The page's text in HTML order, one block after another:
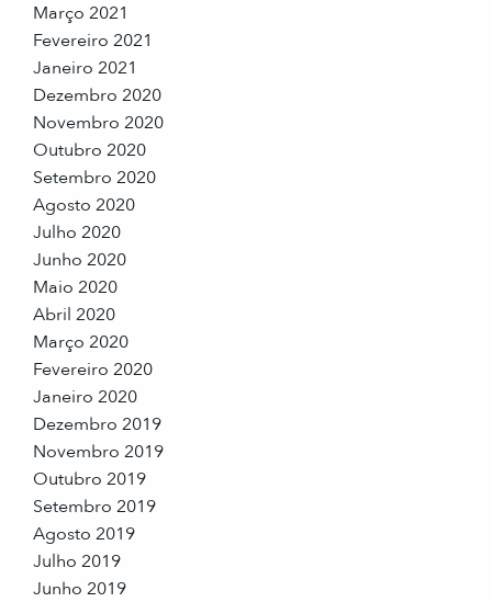
Março 2021
Fevereiro 2021
Janeiro 2021
Dezembro 2020
Novembro 2020
Outubro 2020
Setembro 2020
Agosto 2020
Julho 2020
Junho 2020
Maio 2020
Abril 2020
Março 2020
Fevereiro 2020
Janeiro 2020
Dezembro 2019
Novembro 2019
Outubro 2019
Setembro 2019
Agosto 2019
Julho 2019
Junho 2019